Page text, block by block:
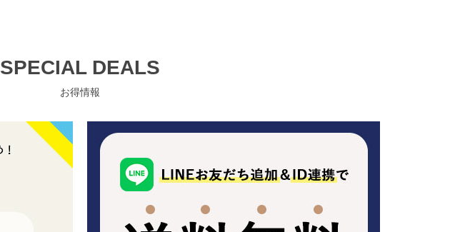
SPECIAL DEALS
お得情報